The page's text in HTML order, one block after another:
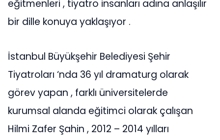
eğitmenleri , tiyatro insanları adına anlaşılır
bir dille konuya yaklaşıyor .
İstanbul Büyükşehir Belediyesi Şehir
Tiyatroları ‘nda 36 yıl dramaturg olarak
görev yapan , farklı üniversitelerde
kurumsal alanda eğitimci olarak çalışan
Hilmi Zafer Şahin , 2012 – 2014 yılları